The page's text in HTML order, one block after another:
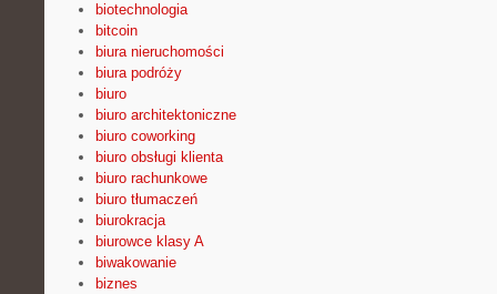
biotechnologia
bitcoin
biura nieruchomości
biura podróży
biuro
biuro architektoniczne
biuro coworking
biuro obsługi klienta
biuro rachunkowe
biuro tłumaczeń
biurokracja
biurowce klasy A
biwakowanie
biznes